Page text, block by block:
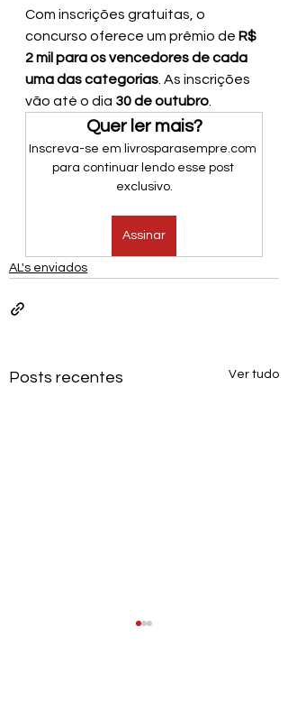
Com inscrições gratuitas, o
concurso oferece um prêmio de R$
2 mil para os vencedores de cada
uma das categorias . As inscrições
vão até o dia 30 de outubro
Quer ler mais?
Inscreva-se em livrosparasempre.com
para continuar lendo esse post
exclusivo.
Assinar
AL's enviados
Posts recentes Ver tudo